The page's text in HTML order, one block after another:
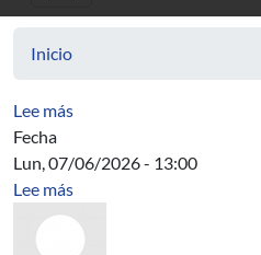
Inicio
Lee mássobre Actions of
Fecha
Lun, 07/06/2026 - 13:00
Lee mássobre Acta Directiva